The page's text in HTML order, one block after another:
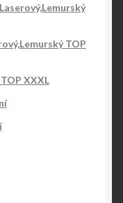
TOP
XXXL